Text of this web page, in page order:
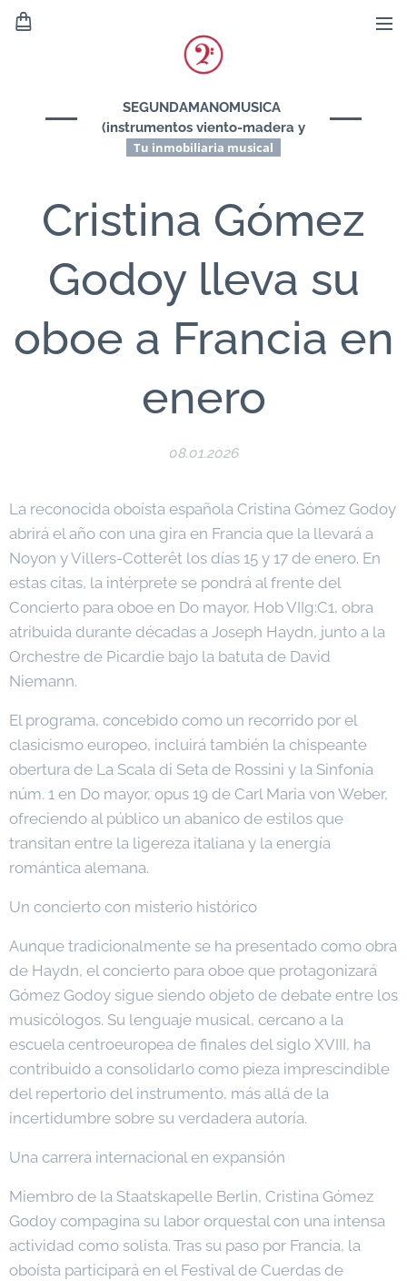
SEGUNDAMANOMUSICA
(instrumentos viento-madera y
viento-metal)
Tu inmobiliaria musical
Cristina Gómez
Godoy lleva su
oboe a Francia en
enero
08.01.2026
La reconocida oboísta española Cristina Gómez Godoy
abrirá el año con una gira en Francia que la llevará a
Noyon y Villers-Cotterêt los días 15 y 17 de enero. En
estas citas, la intérprete se pondrá al frente del
Concierto para oboe en Do mayor, Hob VIIg:C1, obra
atribuida durante décadas a Joseph Haydn, junto a la
Orchestre de Picardie bajo la batuta de David
Niemann.
El programa, concebido como un recorrido por el
clasicismo europeo, incluirá también la chispeante
obertura de La Scala di Seta de Rossini y la Sinfonía
núm. 1 en Do mayor, opus 19 de Carl Maria von Weber,
ofreciendo al público un abanico de estilos que
transitan entre la ligereza italiana y la energía
romántica alemana.
Un concierto con misterio histórico
Aunque tradicionalmente se ha presentado como obra
de Haydn, el concierto para oboe que protagonizará
Gómez Godoy sigue siendo objeto de debate entre los
musicólogos. Su lenguaje musical, cercano a la
escuela centroeuropea de finales del siglo XVIII, ha
contribuido a consolidarlo como pieza imprescindible
del repertorio del instrumento, más allá de la
incertidumbre sobre su verdadera autoría.
Una carrera internacional en expansión
Miembro de la Staatskapelle Berlin, Cristina Gómez
Godoy compagina su labor orquestal con una intensa
actividad como solista. Tras su paso por Francia, la
oboísta participará en el Festival de Cuerdas de